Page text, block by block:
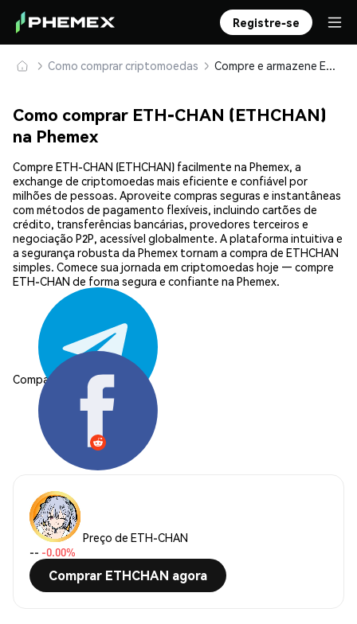
Registre-se
Como comprar criptomoedas Compre e armazene ETH-CHAN (ETHCHAN) com segurança
Como comprar ETH-CHAN (ETHCHAN)
na Phemex
Compre ETH-CHAN (ETHCHAN) facilmente na Phemex, a
exchange de criptomoedas mais eficiente e confiável por
milhões de pessoas. Aproveite compras seguras e instantâneas
com métodos de pagamento flexíveis, incluindo cartões de
crédito, transferências bancárias, provedores terceiros e
negociação P2P, acessível globalmente. A plataforma intuitiva e
a segurança robusta da Phemex tornam a compra de ETHCHAN
simples. Comece sua jornada em criptomoedas hoje — compre
ETH-CHAN de forma segura e confiante na Phemex.
Compartilhar:
Preço de ETH-CHAN
-- -0.00%
Comprar ETHCHAN agora